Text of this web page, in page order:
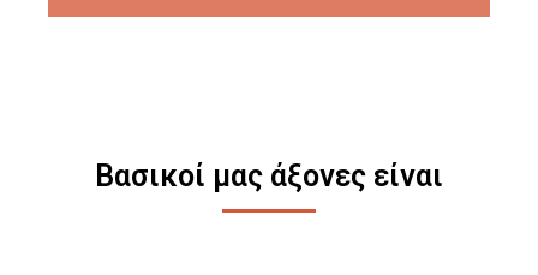
Βασικοί μας άξονες είναι